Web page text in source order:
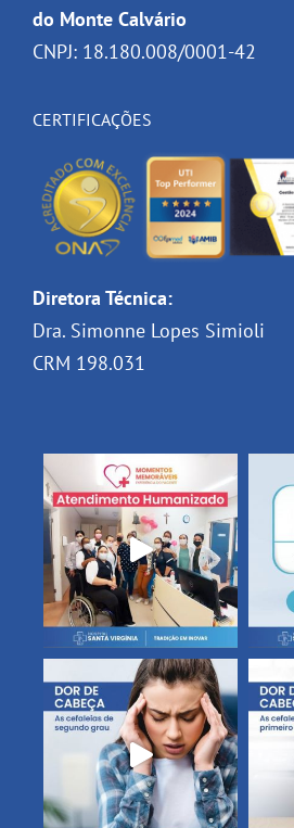
do Monte Calvário
CNPJ: 18.180.008/0001-42
CERTIFICAÇÕES
Diretora Técnica:
Dra. Simonne Lopes Simioli
CRM 198.031